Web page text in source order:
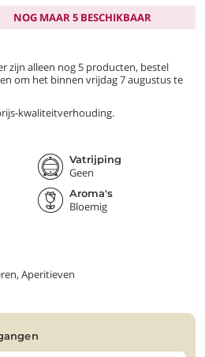
NOG MAAR 5 BESCHIKBAAR
zijn alleen nog 5 producten, bestel
om het binnen vrijdag 7 augustus te
kwaliteitverhouding.
Vatrijping
Geen
Aroma's
Bloemig
Aperitieven